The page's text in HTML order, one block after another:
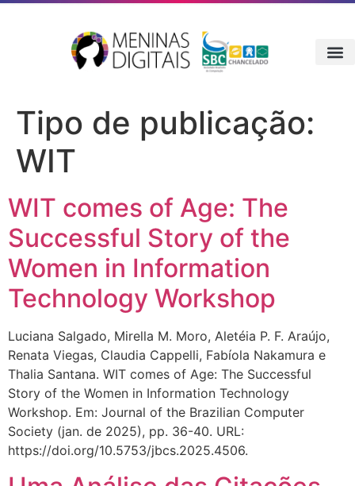
Tipo de publicação:
WIT
WIT comes of Age: The
Successful Story of the
Women in Information
Technology Workshop
Luciana Salgado, Mirella M. Moro, Aletéia P. F. Araújo,
Renata Viegas, Claudia Cappelli, Fabíola Nakamura e
Thalia Santana. WIT comes of Age: The Successful
Story of the Women in Information Technology
Workshop. Em: Journal of the Brazilian Computer
Society (jan. de 2025), pp. 36-40. URL:
https://doi.org/10.5753/jbcs.2025.4506.